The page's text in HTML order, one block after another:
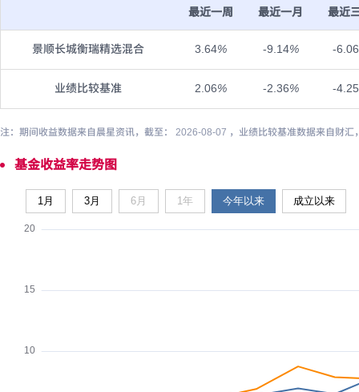
最近一周 最近一月 最近
景顺长城衡瑞精选混合 3.64% -9.14% -6.06
业绩比较基准 2.06% -2.36% -4.25
注：期间收益数据来自晨星资讯，截至： 2026-08-07 ，业绩比较基准数据来自财
基金收益率走势图
1月 3月 6月 1年 今年以来 成立以来